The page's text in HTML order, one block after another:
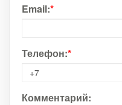
Email:*
Телефон:*
Комментарий: